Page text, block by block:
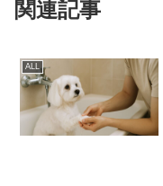
o
k
関連記事
ALL